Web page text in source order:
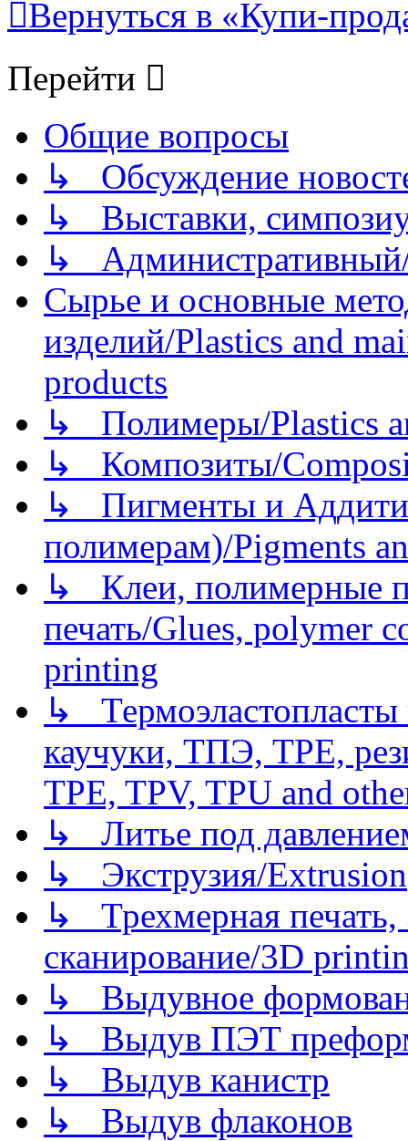
Вернуться в «Купи-
Перейти
Общие вопросы
↳ Обсуждение
↳ Выставки,
↳
Сырье и основные
изделий/Plastics and
products
↳ Полимеры/Plastics
↳ Композиты/
↳ Пигменты и
полимерам)/Pigments
↳ Клеи, полимерные
печать/Glues, polymer
printing
↳
каучуки, ТПЭ, TPE,
TPE, TPV, TPU and
↳ Литье под
↳ Экструзия/Extrusion
↳ Трехмерная
сканирование/3D
↳ Выдувное
↳ Выдув ПЭТ
↳ Выдув канистр
↳ Выдув флаконов